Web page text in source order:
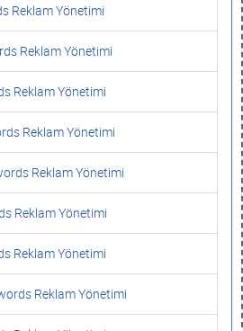
Reklam Yönetimi
Reklam Yönetimi
Reklam Yönetimi
Reklam Yönetimi
Reklam Yönetimi
Reklam Yönetimi
Reklam Yönetimi
Reklam Yönetimi